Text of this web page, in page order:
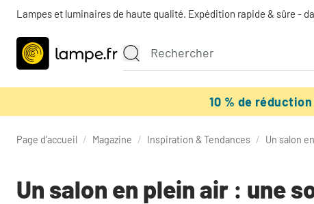
Lampes et luminaires de haute qualité. Expédition rapide & sûre -
10 % de réduction
Page d’accueil / Magazine / Inspiration & Tendances / Un salon
Un salon en plein air : une